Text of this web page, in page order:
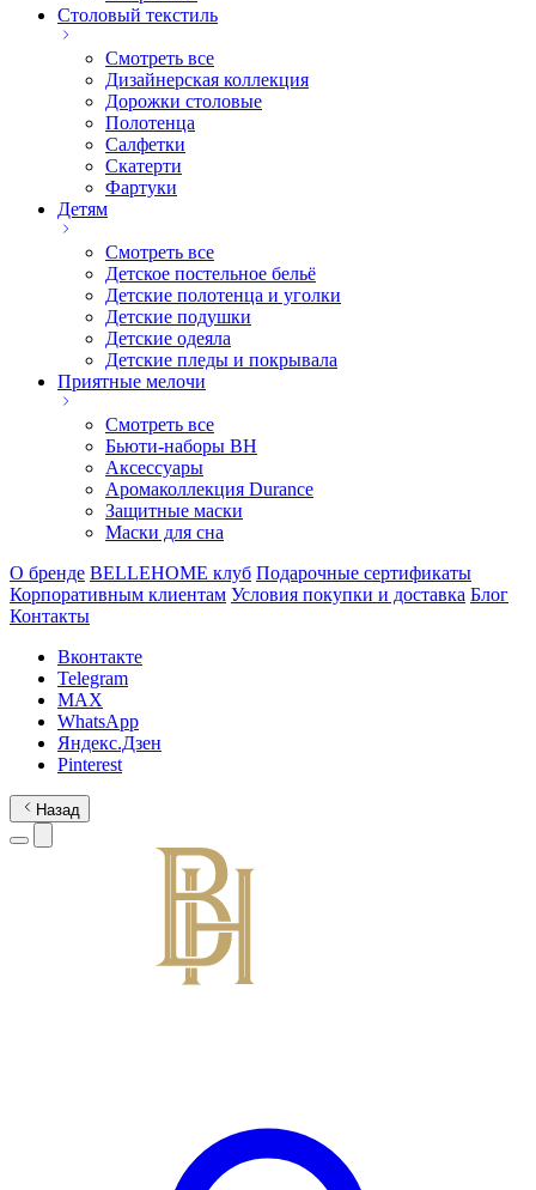
Столовый текстиль
Смотреть все
Дизайнерская коллекция
Дорожки столовые
Полотенца
Салфетки
Скатерти
Фартуки
Детям
Смотреть все
Детское постельное бельё
Детские полотенца и уголки
Детские подушки
Детские одеяла
Детские пледы и покрывала
Приятные мелочи
Смотреть все
Бьюти-наборы ВН
Аксессуары
Аромаколлекция Durance
Защитные маски
Маски для сна
О бренде BELLEHOME клуб Подарочные сертификаты
Корпоративным клиентам Условия покупки и доставка Блог
Контакты
Вконтакте
Telegram
MAX
WhatsApp
Яндекс.Дзен
Pinterest
Назад